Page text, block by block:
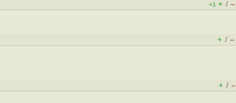
+1 + / –
+ / –
+ / –